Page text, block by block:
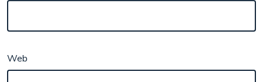
Web